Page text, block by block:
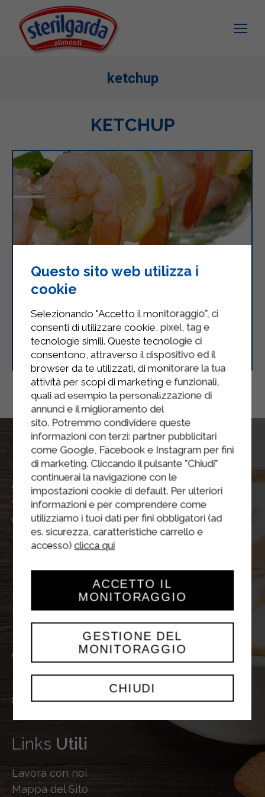
ketchup
KETCHUP
Cocktail di gamberi con ananas e
limone
La nostraSede
Sterilgarda Alimenti Spa
Via Medole, 52 46043
Castiglione delle Stiviere (MN)
Italia
Tel
Fax+39 0376 631587
info@sterilgarda.it
P.iva 01515590204
Orari Uffici
Dal Lunedì al Venerdì
8.00 – 12.00 • 14.00 – 18.00
Links Utili
Lavora con noi
Mappa del Sito
Questo sito web utilizza i
cookie
Selezionando "Accetto il monitoraggio", ci
consenti di utilizzare cookie, pixel, tag e
tecnologie simili. Queste tecnologie ci
consentono, attraverso il dispositivo ed il
browser da te utilizzati, di monitorare la tua
attività per scopi di marketing e funzionali,
quali ad esempio la personalizzazione di
annunci e il miglioramento del
sito. Potremmo condividere queste
informazioni con terzi: partner pubblicitari
come Google, Facebook e Instagram per fini
di marketing. Cliccando il pulsante "Chiudi"
continuerai la navigazione con le
impostazioni cookie di default. Per ulteriori
informazioni e per comprendere come
utilizziamo i tuoi dati per fini obbligatori (ad
es. sicurezza, caratteristiche carrello e
accesso) clicca qui
CHIUDI
GESTIONE DEL
MONITORAGGIO
ACCETTO IL
MONITORAGGIO